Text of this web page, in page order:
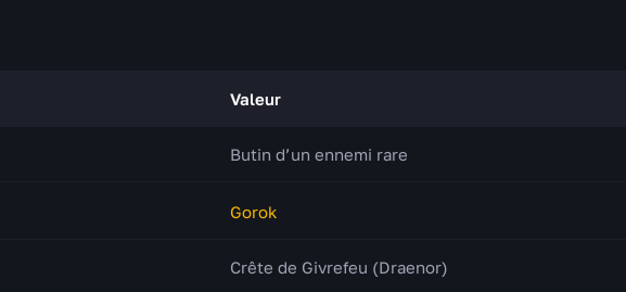
Valeur
Butin d’un ennemi rare
Gorok
Crête de Givrefeu (Draenor)